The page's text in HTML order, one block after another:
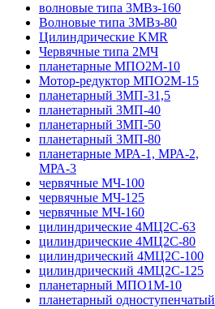
волновые типа 3МВз-160
Волновые типа 3МВз-80
Цилиндрические KMR
Червячные типа 2МЧ
планетарные МПО2М-10
Мотор-редуктор МПО2М-15
планетарный 3МП-31,5
планетарный 3МП-40
планетарный 3МП-50
планетарный 3МП-80
планетарные МРА-1, МРА-2,
МРА-3
червячные МЧ-100
червячные МЧ-125
червячные МЧ-160
цилиндрические 4МЦ2С-63
цилиндрические 4МЦ2С-80
цилиндрический 4МЦ2С-100
цилиндрический 4МЦ2С-125
планетарный МПО1М-10
планетарный одноступенчатый